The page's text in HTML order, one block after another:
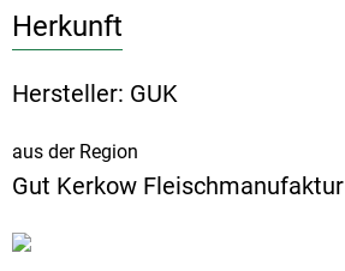
Herkunft
Hersteller: GUK
aus der Region
Gut Kerkow Fleischmanufaktur